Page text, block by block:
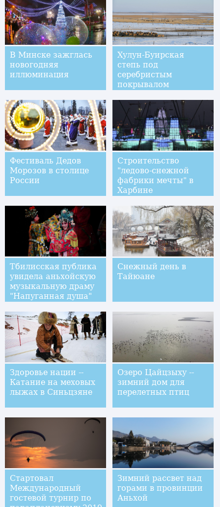
В Минске зажглась
новогодняя
иллюминация
Хулун-Буирская
степь под
серебристым
покрывалом
Фестиваль Дедов
Морозов в столице
России
Строительство
"ледово-снежной
фабрики мечты" в
Харбине
Тбилисская публика
увидела аньхойскую
музыкальную драму
"Напуганная душа"
Снежный день в
Тайюане
Здоровье нации --
Катание на меховых
лыжах в Синьцзяне
Озеро Цайцзыху --
зимний дом для
перелетных птиц
Стартовал
Международный
гостевой турнир по
Зимний рассвет над
горами в провинции
Аньхой